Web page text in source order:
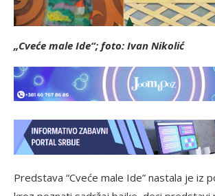
„Cveće male Ide“; foto: Ivan Nikolić
Predstava “Cveće male Ide” nastala je iz